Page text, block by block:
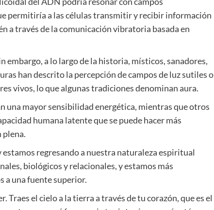
permitiría a las células transmitir y recibir información
a través de la comunicación vibratoria basada en
embargo, a lo largo de la historia, místicos, sanadores,
han descrito la percepción de campos de luz sutiles o
vivos, lo que algunas tradiciones denominan aura.
una mayor sensibilidad energética, mientras que otros
humana latente que se puede hacer más
plena.
estamos regresando a nuestra naturaleza espiritual
biológicos y relacionales, y estamos más
a una fuente superior.
Traes el cielo a la tierra a través de tu corazón, que es el